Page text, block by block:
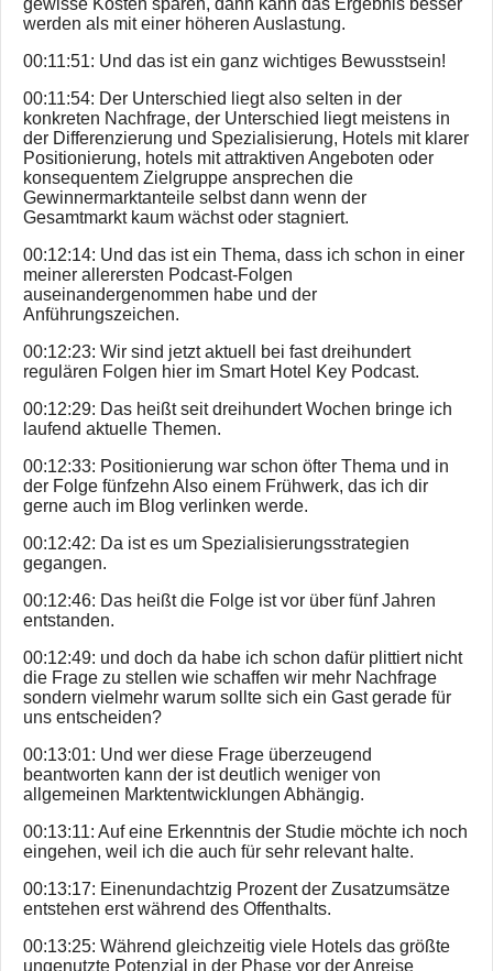
gewisse Kosten sparen, dann kann das Ergebnis besser
werden als mit einer höheren Auslastung.
00:11:51: Und das ist ein ganz wichtiges Bewusstsein!
00:11:54: Der Unterschied liegt also selten in der
konkreten Nachfrage, der Unterschied liegt meistens in
der Differenzierung und Spezialisierung, Hotels mit klarer
Positionierung, hotels mit attraktiven Angeboten oder
konsequentem Zielgruppe ansprechen die
Gewinnermarktanteile selbst dann wenn der
Gesamtmarkt kaum wächst oder stagniert.
00:12:14: Und das ist ein Thema, dass ich schon in einer
meiner allerersten Podcast-Folgen
auseinandergenommen habe und der
Anführungszeichen.
00:12:23: Wir sind jetzt aktuell bei fast dreihundert
regulären Folgen hier im Smart Hotel Key Podcast.
00:12:29: Das heißt seit dreihundert Wochen bringe ich
laufend aktuelle Themen.
00:12:33: Positionierung war schon öfter Thema und in
der Folge fünfzehn Also einem Frühwerk, das ich dir
gerne auch im Blog verlinken werde.
00:12:42: Da ist es um Spezialisierungsstrategien
gegangen.
00:12:46: Das heißt die Folge ist vor über fünf Jahren
entstanden.
00:12:49: und doch da habe ich schon dafür plittiert nicht
die Frage zu stellen wie schaffen wir mehr Nachfrage
sondern vielmehr warum sollte sich ein Gast gerade für
uns entscheiden?
00:13:01: Und wer diese Frage überzeugend
beantworten kann der ist deutlich weniger von
allgemeinen Marktentwicklungen Abhängig.
00:13:11: Auf eine Erkenntnis der Studie möchte ich noch
eingehen, weil ich die auch für sehr relevant halte.
00:13:17: Einenundachtzig Prozent der Zusatzumsätze
entstehen erst während des Offenthalts.
00:13:25: Während gleichzeitig viele Hotels das größte
ungenutzte Potenzial in der Phase vor der Anreise